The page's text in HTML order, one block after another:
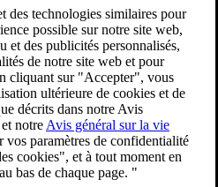
adaptatif de vitesse
fonctions de régulation de vitesse
pour les fonctions de régulation
de régulation de vitesse
au véhicule qui précède
fonctions de régulation de vitesse